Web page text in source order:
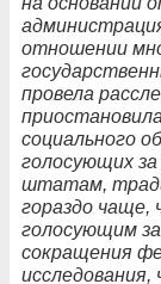
отношении
провела
социального
голосующих
штатам,
гораздо
голосующим
сокращения
исследования,